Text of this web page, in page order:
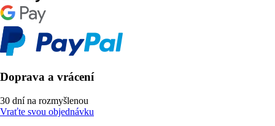
Doprava a vrácení
30 dní na rozmyšlenou
Vraťte svou objednávku